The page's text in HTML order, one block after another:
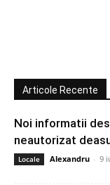
Articole Recente
Noi informatii
neautorizat
Locale Alexandru - 9